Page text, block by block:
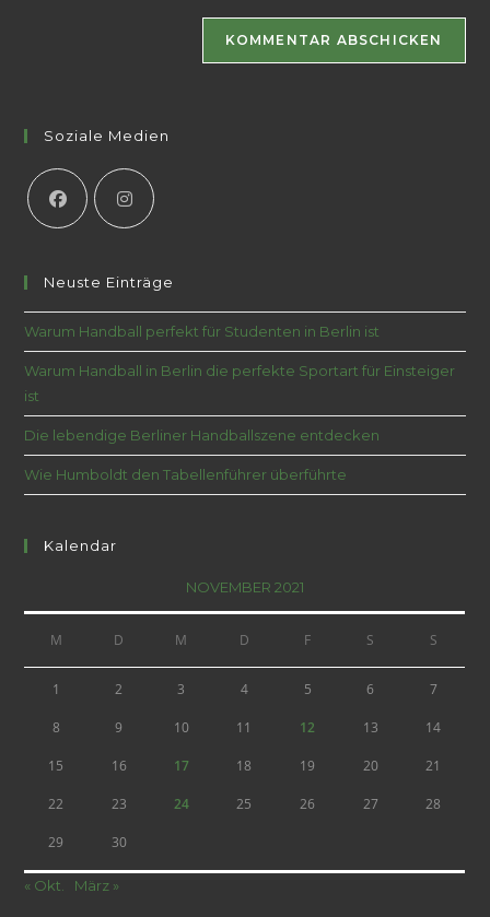
Soziale Medien
Neuste Einträge
Warum Handball perfekt für Studenten in Berlin ist
Warum Handball in Berlin die perfekte Sportart für Einsteiger
ist
Die lebendige Berliner Handballszene entdecken
Wie Humboldt den Tabellenführer überführte
Kalendar
NOVEMBER 2021
M D M D F S S
1 2 3 4 5 6 7
8 9 10 11 12 13 14
15 16 17 18 19 20 21
22 23 24 25 26 27 28
29 30
« Okt. März »